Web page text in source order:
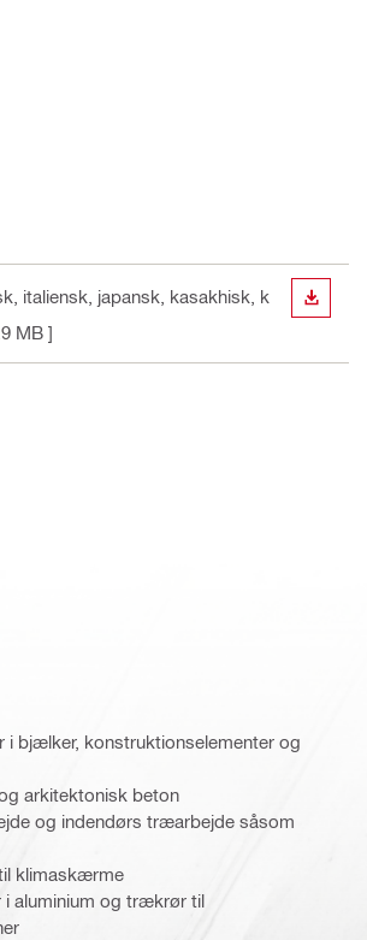
italiensk, japansk, kasakhisk, k
MB ]
bjælker, konstruktionselementer og
arkitektonisk beton
og indendørs træarbejde såsom
klimaskærme
i aluminium og trækrør til